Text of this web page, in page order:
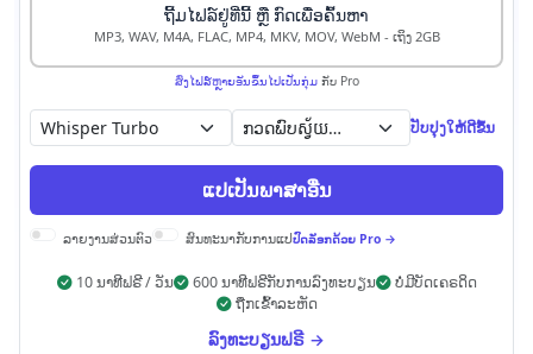
ຖີ້ມ​ໄຟລ໌​ຢູ່​ທີ່ນີ້ ຫຼື ກົດ​ເພື່ອ​ຄົ້ນຫາ
MP3, WAV, M4A, FLAC, MP4, MKV, MOV, WebM - ເຖິງ 2GB
ສົ່ງ​ໄຟ​ລ໌​ຫຼາຍ​ອັນ​ຂຶ້ນ​ໄປ​ເປັນ​ກຸ່ມ​ກັບ​ Pro
ກວດ​ພົບ​ស្វ័យ​ប្រវត្តិ ປັບປຸງ​ໃຫ້​ດີ​ຂຶ້ນ
ແປ​ເປັນ​ພາສາ​ອື່ນ
ລາຍ​ງານ​ສ່ວນ​ຕົວ ສົນທະນາ​ກັບ​ການ​ແປປົດລັອກ​ດ້ວຍ​ Pro →
10 ນາທີຟຣີ / ວັນ 600 ນາທີຟຣີກັບການລົງທະບຽນ
ບໍ່ມີບັດເຄຣດິດ
ຖືກ​ເຂົ້າລະຫັດ
ລົງທະບຽນຟຣີ →